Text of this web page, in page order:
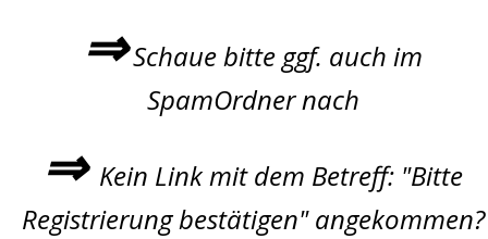
⇒Schaue bitte ggf. auch im
SpamOrdner nach
⇒ Kein Link mit dem Betreff: "Bitte
Registrierung bestätigen" angekommen?